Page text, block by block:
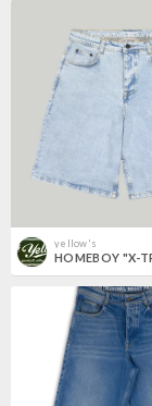
yellow's